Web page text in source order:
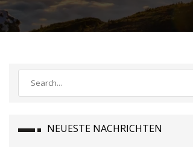
NEUESTE NACHRICHTEN